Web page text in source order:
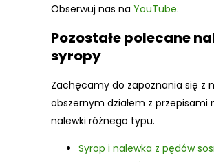
Obserwuj nas na YouTube.
Pozostałe polecane
syropy
Zachęcamy do zapoznania się z
obszernym działem z przepisami
nalewki różnego typu.
Syrop i nalewka z pędów